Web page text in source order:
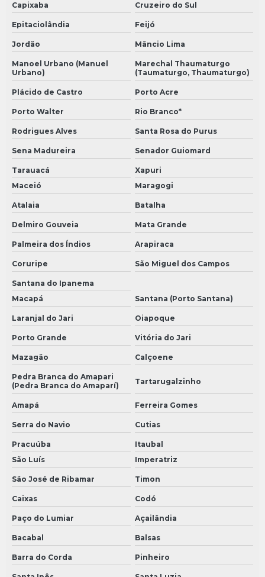
Capixaba Cruzeiro do Sul
Epitaciolândia Feijó
Jordão Mâncio Lima
Manoel Urbano (Manuel
Urbano)
Marechal Thaumaturgo
(Taumaturgo, Thaumaturgo)
Plácido de Castro Porto Acre
Porto Walter Rio Branco*
Rodrigues Alves Santa Rosa do Purus
Sena Madureira Senador Guiomard
Tarauacá
Xapuri
Maceió
Maragogi
Atalaia Batalha
Delmiro Gouveia Mata Grande
Palmeira dos Índios Arapiraca
Coruripe São Miguel dos Campos
Santana do Ipanema
Macapá
Santana (Porto Santana)
Laranjal do Jari Oiapoque
Porto Grande Vitória do Jari
Mazagão Calçoene
Pedra Branca do Amapari
(Pedra Branca do Amaparí)
Tartarugalzinho
Amapá Ferreira Gomes
Serra do Navio Cutias
Pracuúba
Itaubal
São Luís
Imperatriz
São José de Ribamar Timon
Caixas Codó
Paço do Lumiar Açailândia
Bacabal Balsas
Barra do Corda Pinheiro